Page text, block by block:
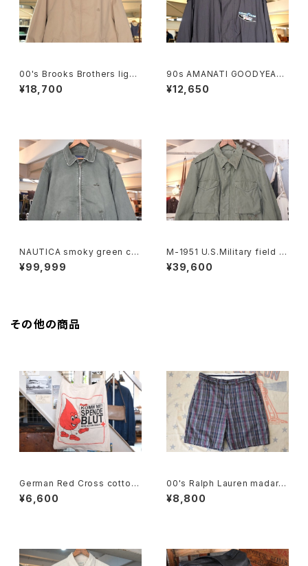
00's Brooks Brothers light
-beige zip-up Jacket
¥18,700
90s AMANATI GOODYEAR
and NASCAR official racin
g nylon Jacket
¥12,650
NAUTICA smoky green cra
shed-cotton zip-up Jacke
t
¥99,999
M-1951 U.S.Military field J
acket "ONE MAN ONE VOT
E"
¥39,600
その他の商品
German Red Cross cotton
promotional shoulder Bag
¥6,600
00's Ralph Lauren madara
s plaid cotton Shorts
¥8,800